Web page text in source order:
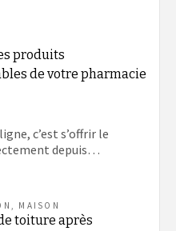
produits
de votre pharmacie
c’est s’offrir le
depuis…
, MAISON
toiture après